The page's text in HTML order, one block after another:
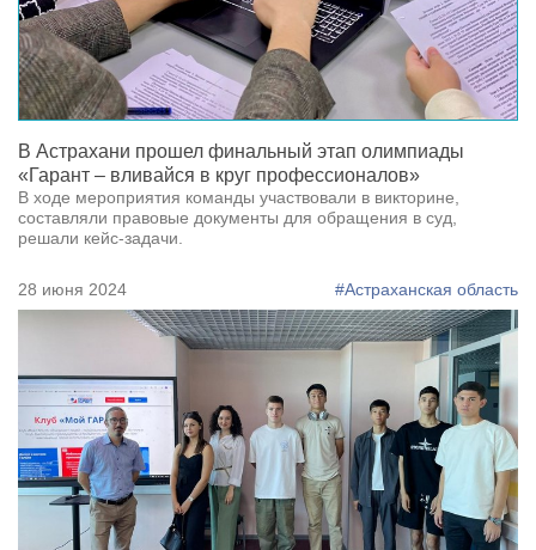
В Астрахани прошел финальный этап олимпиады
«Гарант – вливайся в круг профессионалов»
В ходе мероприятия команды участвовали в викторине,
составляли правовые документы для обращения в суд,
решали кейс-задачи.
28 июня 2024 #Астраханская область